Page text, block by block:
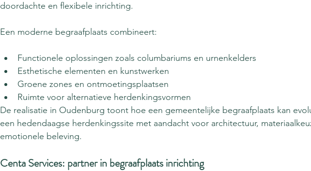
doordachte en flexibele inrichting.
Een moderne begraafplaats combineert:
Functionele oplossingen zoals columbariums en urnenkelders
Esthetische elementen en kunstwerken
Groene zones en ontmoetingsplaatsen
Ruimte voor alternatieve herdenkingsvormen
De realisatie in Oudenburg toont hoe een gemeentelijke begraafplaats kan
een hedendaagse herdenkingssite met aandacht voor architectuur,
emotionele beleving.
Centa Services: partner in begraafplaats inrichting